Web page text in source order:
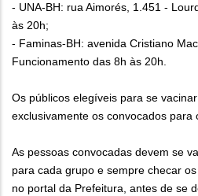
- UNA-BH: rua Aimorés, 1.451 -
às 20h;
- Faminas-BH: avenida Cristiano
Funcionamento das 8h às 20h.
Os públicos elegíveis para se
exclusivamente os convocados para
As pessoas convocadas devem se
para cada grupo e sempre checar
no portal da Prefeitura, antes de se